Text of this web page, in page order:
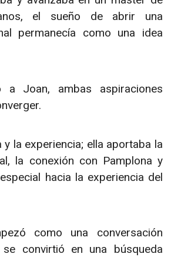
el sueño de abrir una
permanecía como una idea
a Joan, ambas aspiraciones
y la experiencia; ella aportaba la
la conexión con Pamplona y
hacia la experiencia del
como una conversación
se convirtió en una búsqueda